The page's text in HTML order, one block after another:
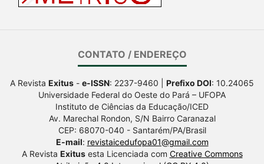
CONTATO / ENDEREÇO
A Revista Exitus - e-ISSN: 2237-9460 | Prefixo DOI: 10.24065
Universidade Federal do Oeste do Pará – UFOPA
Instituto de Ciências da Educação/ICED
Av. Marechal Rondon, S/N Bairro Caranazal
CEP: 68070-040 - Santarém/PA/Brasil
E-mail: revistaicedufopa01@gmail.com
A Revista Exitusesta Licenciada com Creative Commons